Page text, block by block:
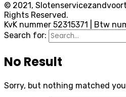
© 2021,
Rights Reserved.
KvK nummer 52315371 | Btw
Search for:
No Result
Sorry, but nothing matched